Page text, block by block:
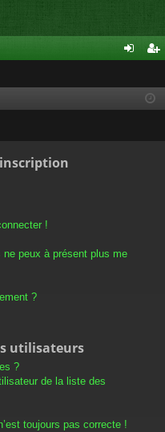
cri
!
peux à présent plus me
?
utilisateurs
?
de la liste des
toujours pas correcte !